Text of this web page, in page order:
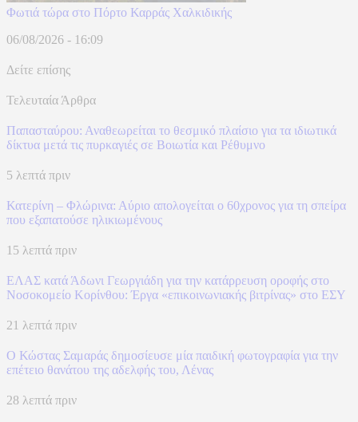
Φωτιά τώρα στο Πόρτο Καρράς Χαλκιδικής
06/08/2026 - 16:09
Δείτε επίσης
Τελευταία Άρθρα
Παπασταύρου: Αναθεωρείται το θεσμικό πλαίσιο για τα ιδιωτικά
δίκτυα μετά τις πυρκαγιές σε Βοιωτία και Ρέθυμνο
5 λεπτά πριν
Κατερίνη – Φλώρινα: Αύριο απολογείται ο 60χρονος για τη σπείρα
που εξαπατούσε ηλικιωμένους
15 λεπτά πριν
ΕΛΑΣ κατά Άδωνι Γεωργιάδη για την κατάρρευση οροφής στο
Νοσοκομείο Κορίνθου: Έργα «επικοινωνιακής βιτρίνας» στο ΕΣΥ
21 λεπτά πριν
Ο Κώστας Σαμαράς δημοσίευσε μία παιδική φωτογραφία για την
επέτειο θανάτου της αδελφής του, Λένας
28 λεπτά πριν